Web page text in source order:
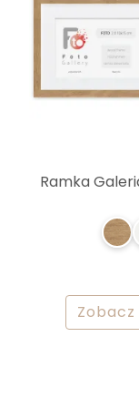
Ramka
Zobacz